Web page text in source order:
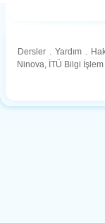
Dersler . Yardım .
Ninova, İTÜ Bilgi